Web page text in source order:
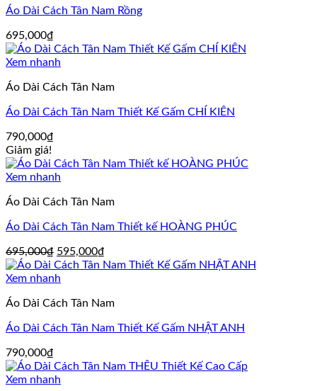
Áo Dài Cách Tân Nam Rồng
695,000₫
Xem nhanh
Áo Dài Cách Tân Nam
Áo Dài Cách Tân Nam Thiết Kế Gấm CHÍ KIÊN
790,000₫
Giảm giá!
Xem nhanh
Áo Dài Cách Tân Nam
Áo Dài Cách Tân Nam Thiết kế HOÀNG PHÚC
695,000₫ Giá
gốc
là:
595,000₫
hiện
595,000₫.
Xem nhanh
Áo Dài Cách Tân Nam
Áo Dài Cách Tân Nam Thiết Kế Gấm NHẬT ANH
790,000₫
Xem nhanh